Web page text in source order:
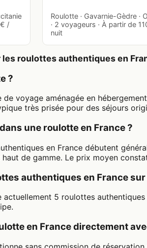
€ /
Roulotte · Gavarnie-Gèdre ·
· 2 voyageurs · À partir de
nuit
roulottes authentiques en
?
voyage aménagée en
très prisée pour des séjours
une roulotte en France ?
en France débutent
de gamme. Le prix moyen
authentiques en France
5 roulottes
en France directement